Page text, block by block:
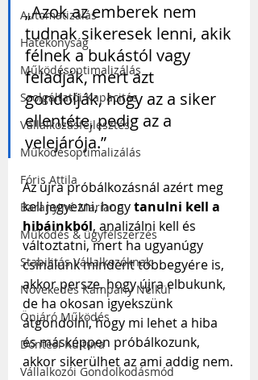
Automatizálás
Hatékonyság
Működésoptimalizálás
Szolgáltatói Kapacitás
Vállalkozásfejlesztés
Működésoptimalizálás
Fóris Attila
Baranyiné Mariann
Működés & ügyfélszerzés
Stabilitás Vállalkozóknak
Növekedés Kampány Nélkül
Önjáró Működés
Döntési Kultúra
Vállalkozói Gondolkodásmód
„Azok az emberek nem
tudnak sikeresek lenni, akik
félnek a bukástól vagy
feladják, mert azt
gondolják, hogy az a siker
ellentéte, pedig az a
velejárója.”
Az újra próbálkozásnál azért meg
kell jegyezni, hogy tanulni kell a
hibáinkból, analizálni kell és
változtatni, mert ha ugyanúgy
csinálunk mindent többegyére is,
akkor persze, hogy újra elbukunk,
de ha okosan igyekszünk
átgondolni, hogy mi lehet a hiba
és másképpen próbálkozunk,
akkor sikerülhet az ami addig nem.